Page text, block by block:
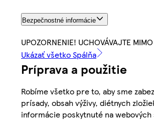
Bezpečnostné informácie
UPOZORNENIE! UCHOVÁVAJTE
Ukázať všetko Spálňa
Príprava a použitie
Robíme všetko pre to, aby sme
prísady, obsah výživy, diétnych
informácie poskytnuté na